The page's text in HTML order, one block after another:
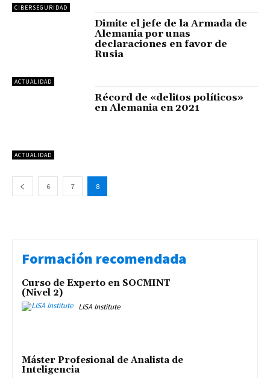
CIBERSEGURIDAD
ACTUALIDAD
Dimite el jefe de la Armada de
Alemania por unas
declaraciones en favor de
Rusia
ACTUALIDAD
Récord de «delitos políticos»
en Alemania en 2021
6 7 8
Formación recomendada
Curso de Experto en SOCMINT
(Nivel 2)
LISA Institute
Máster Profesional de Analista de
Inteligencia